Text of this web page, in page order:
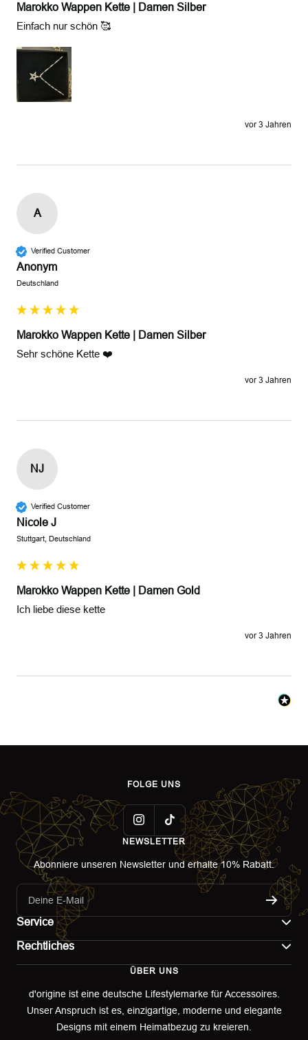
Marokko Wappen Kette | Damen Silber
Einfach nur schön 🥰
vor 3 Jahren
A
Verified Customer
Anonym
Deutschland
Marokko Wappen Kette | Damen Silber
Sehr schöne Kette ❤️
vor 3 Jahren
NJ
Verified Customer
Nicole J
Stuttgart, Deutschland
Marokko Wappen Kette | Damen Gold
Ich liebe diese kette
vor 3 Jahren
FOLGE UNS
NEWSLETTER
Abonniere unseren Newsletter und erhalte 10% Rabatt.
Deine E-Mail
Service
Retoure & Umtausch
Rechtliches
AGB
ÜBER UNS
d'origine ist eine deutsche Lifestylemarke für Accessoires.
Unser Anspruch ist es, einzigartige, moderne und elegante
Designs mit einem Heimatbezug zu kreieren.